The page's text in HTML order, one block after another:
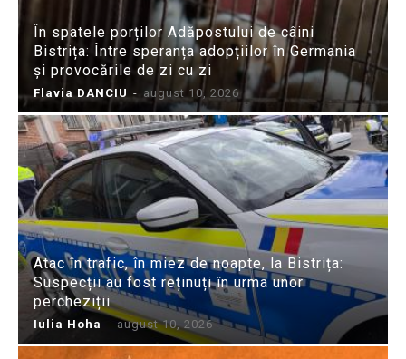
În spatele porților Adăpostului de câini
Bistrița: Între speranța adopțiilor în Germania
și provocările de zi cu zi
Flavia DANCIU - august 10, 2026
Atac în trafic, în miez de noapte, la Bistrița:
Suspecții au fost reținuți în urma unor
percheziții
Iulia Hoha - august 10, 2026